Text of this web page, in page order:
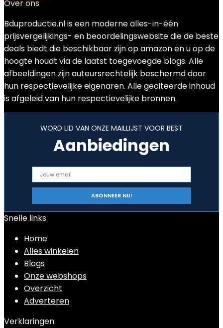
Over ons
Bduproductie.nl is een moderne alles-in-één
prijsvergelijkings- en beoordelingswebsite die de beste
deals biedt die beschikbaar zijn op amazon en u op de
hoogte houdt via de laatst toegevoegde blogs. Alle
afbeeldingen zijn auteursrechtelijk beschermd door
hun respectievelijke eigenaren. Alle geciteerde inhoud
is afgeleid van hun respectievelijke bronnen.
WORD LID VAN ONZE MAILLIJST VOOR BEST
Aanbiedingen
Snelle links
Home
Alles winkelen
Blogs
Onze webshops
Overzicht
Adverteren
Verklaringen